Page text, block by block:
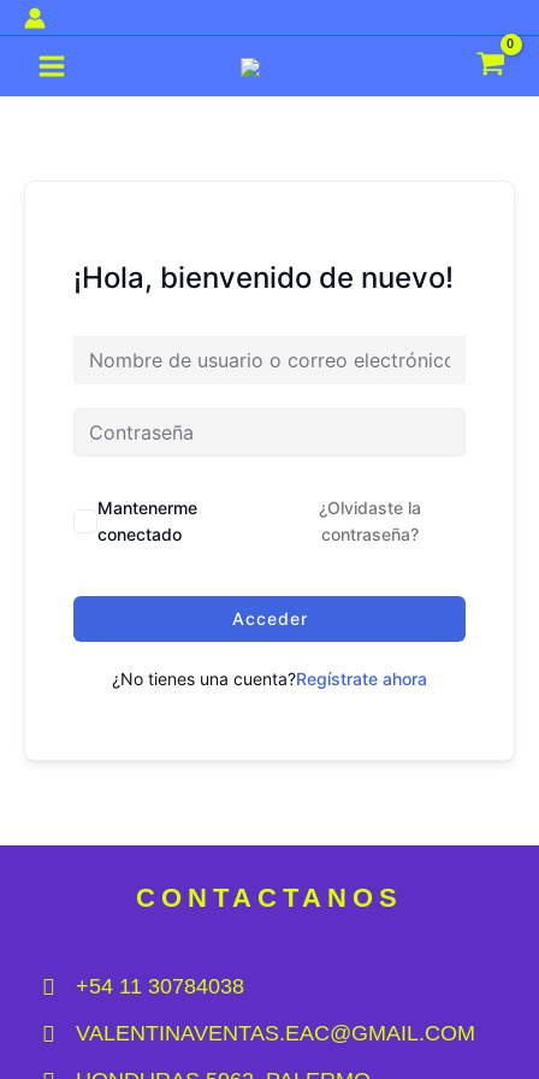
al
contenido
Main
¡Hola, bienvenido de nuevo!
Mantenerme
conectado
¿Olvidaste la
contraseña?
Acceder
¿No tienes una cuenta?Regístrate ahora
CONTACTANOS
+54 11 30784038
VALENTINAVENTAS.EAC@GMAIL.COM